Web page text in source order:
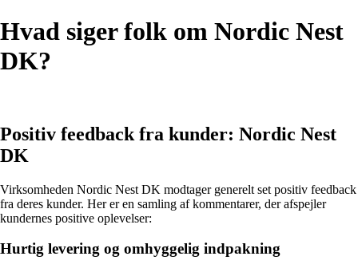
Hvad siger folk om Nordic Nest
DK?
Positiv feedback fra kunder: Nordic Nest
DK
Virksomheden Nordic Nest DK modtager generelt set positiv feedback
fra deres kunder. Her er en samling af kommentarer, der afspejler
kundernes positive oplevelser:
Hurtig levering og omhyggelig indpakning